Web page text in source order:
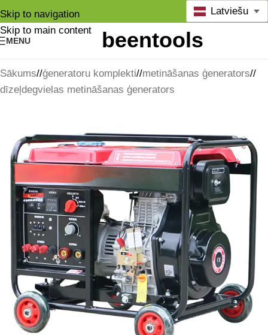
Skip to navigation
Skip to main content
MENU
Latviešu
Sākums/ ģeneratoru komplekti/ metināšanas ģenerators/
dīzeļdegvielas metināšanas ģenerators